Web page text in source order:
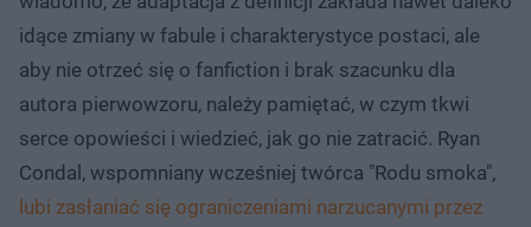
idące zmiany w fabule i charakterystyce postaci, ale
aby nie otrzeć się o fanfiction i brak szacunku dla
autora pierwowzoru, należy pamiętać, w czym tkwi
serce opowieści i wiedzieć, jak go nie zatracić. Ryan
Condal, wspomniany wcześniej twórca "Rodu smoka",
lubi zasłaniać się ograniczeniami narzucanymi przez